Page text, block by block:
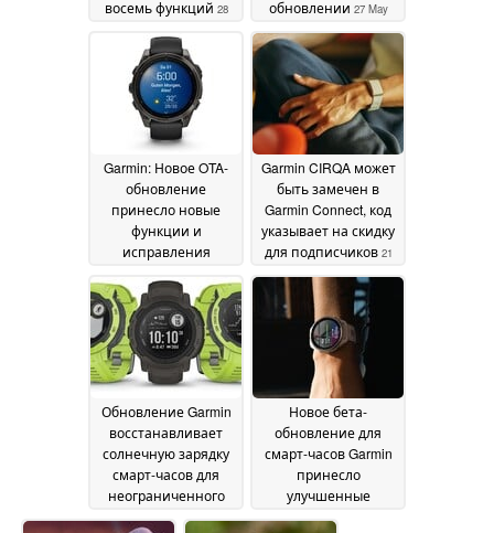
восемь функций 28
обновлении 27 May
2026
Garmin: Новое OTA-
обновление
принесло новые
функции и
исправления
часов 22 May 2026
Garmin CIRQA может
быть замечен в
Garmin Connect, код
указывает на скидку
для подписчиков 21
May 2026
Обновление Garmin
восстанавливает
солнечную зарядку
смарт-часов для
неограниченного
Новое бета-
обновление для
смарт-часов Garmin
принесло
улучшенные